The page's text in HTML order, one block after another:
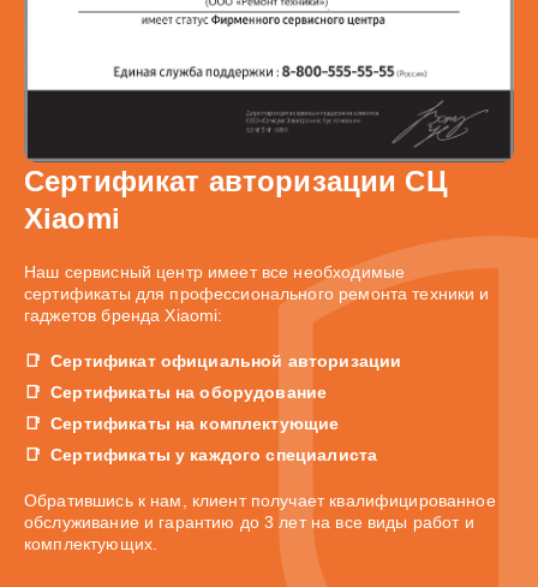
Сертификат авторизации СЦ
Xiaomi
Наш сервисный центр имеет все необходимые
сертификаты для профессионального ремонта техники и
гаджетов бренда Xiaomi:
Сертификат официальной авторизации
Сертификаты на оборудование
Сертификаты на комплектующие
Сертификаты у каждого специалиста
Обратившись к нам, клиент получает квалифицированное
обслуживание и гарантию до 3 лет на все виды работ и
комплектующих.